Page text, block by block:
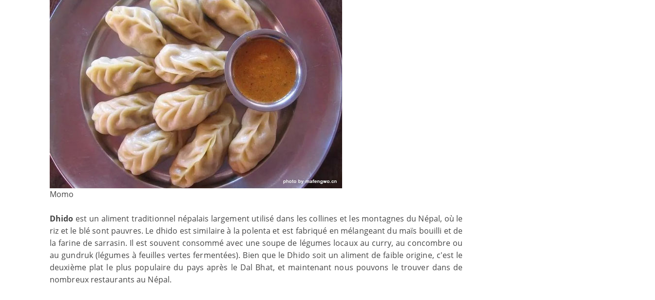
Momo
Dhido est un aliment traditionnel népalais largement utilisé dans les collines et les montagnes du Népal, où le
riz et le blé sont pauvres. Le dhido est similaire à la polenta et est fabriqué en mélangeant du maïs bouilli et de
la farine de sarrasin. Il est souvent consommé avec une soupe de légumes locaux au curry, au concombre ou
au gundruk (légumes à feuilles vertes fermentées). Bien que le Dhido soit un aliment de faible origine, c'est le
deuxième plat le plus populaire du pays après le Dal Bhat, et maintenant nous pouvons le trouver dans de
nombreux restaurants au Népal.